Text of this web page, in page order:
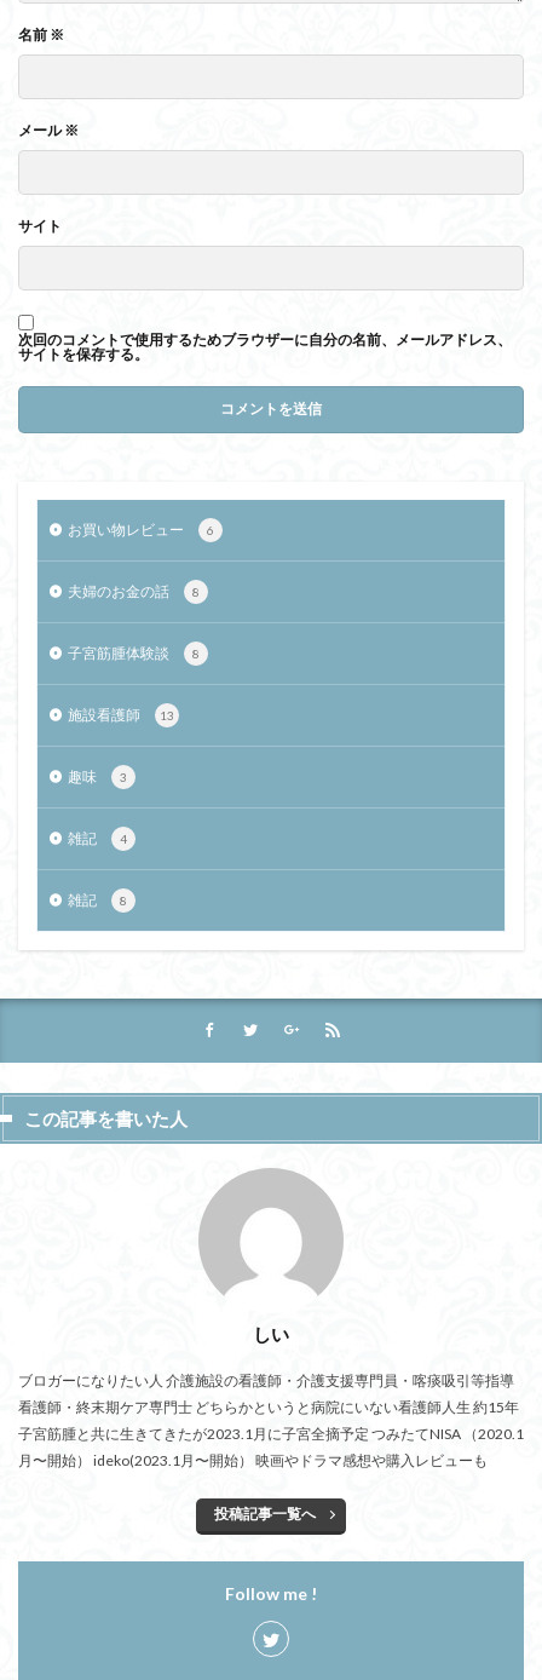
名前 ※
メール※
サイト
次回のコメントで使用するためブラウザーに自分の名前、メールアドレス、
サイトを保存する。
お買い物レビュー 6
夫婦のお金の話 8
子宮筋腫体験談 8
施設看護師 13
趣味 3
雑記 4
雑記 8
この記事を書いた人
しい
ブロガーになりたい人 介護施設の看護師・介護支援専門員・喀痰吸引等指導
看護師・終末期ケア専門士 どちらかというと病院にいない看護師人生 約15年
子宮筋腫と共に生きてきたが2023.1月に子宮全摘予定 つみたてNISA （2020.1
月〜開始） ideko(2023.1月〜開始） 映画やドラマ感想や購入レビューも
投稿記事一覧へ
Follow me !